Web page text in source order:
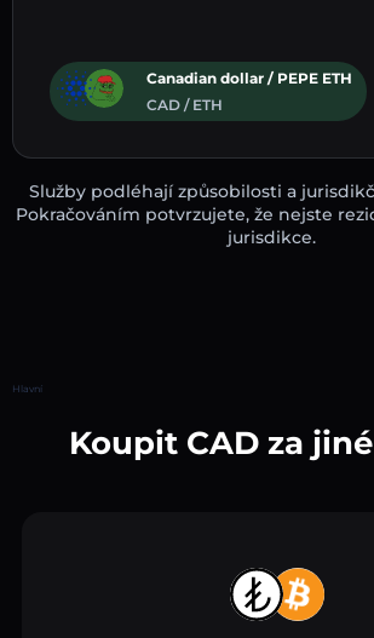
Canadian dollar / PEPE ETH
CAD / ETH
Služby podléhají způsobilosti a
Pokračováním potvrzujete, že nejste
jurisdikce.
Hlavní
Koupit CAD za